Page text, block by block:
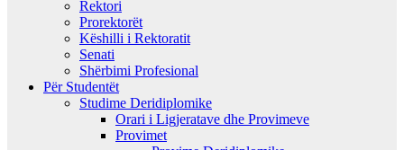
Rektori
Prorektorët
Këshilli i Rektoratit
Senati
Shërbimi Profesional
Për Studentët
Studime Deridiplomike
Orari i Ligjeratave dhe Provimeve
Provimet